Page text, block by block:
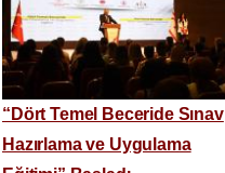
“Dört Temel Beceride Sınav
Hazırlama ve Uygulama